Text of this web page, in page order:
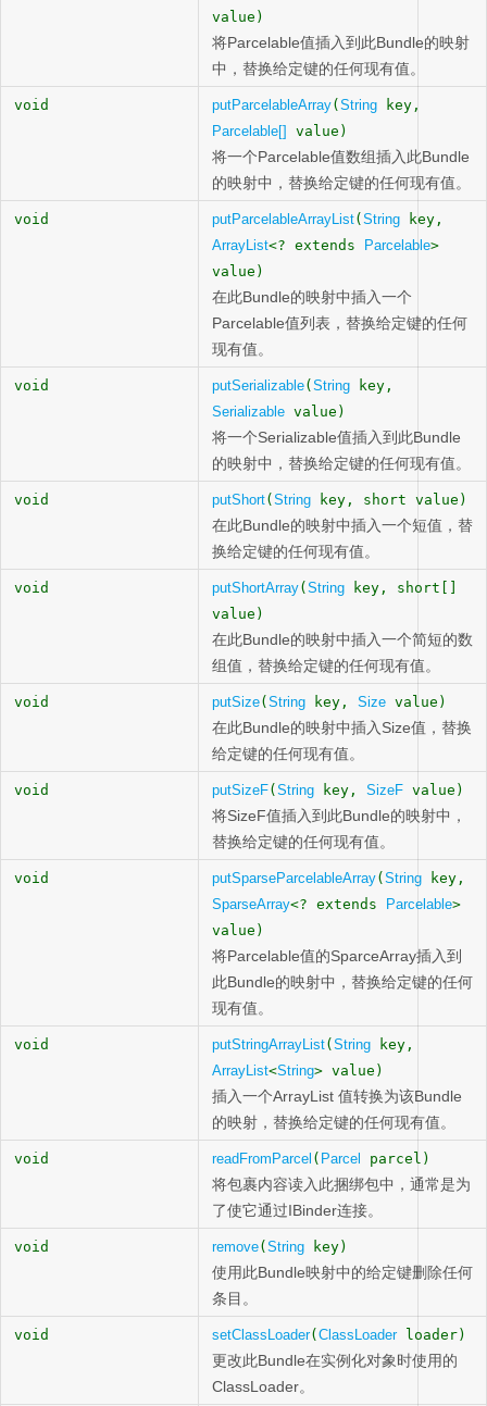
value)
将Parcelable值插入到此Bundle的映射
中，替换给定键的任何现有值。
void putParcelableArray( String key,
Parcelable[]
value)
将一个Parcelable值数组插入此Bundle
的映射中，替换给定键的任何现有值。
void putParcelableArrayList( String key,
ArrayList<? extends Parcelable>
value)
在此Bundle的映射中插入一个
Parcelable值列表，替换给定键的任何
现有值。
void putSerializable( String key,
Serializable value)
将一个Serializable值插入到此Bundle
的映射中，替换给定键的任何现有值。
void putShort( String key, short value)
在此Bundle的映射中插入一个短值，替
换给定键的任何现有值。
void putShortArray( String key, short[]
value)
在此Bundle的映射中插入一个简短的数
组值，替换给定键的任何现有值。
void putSize( String key, Size value)
在此Bundle的映射中插入Size值，替换
给定键的任何现有值。
void putSizeF( String key, SizeF value)
将SizeF值插入到此Bundle的映射中，
替换给定键的任何现有值。
void putSparseParcelableArray( String key,
SparseArray<? extends Parcelable>
value)
将Parcelable值的SparceArray插入到
此Bundle的映射中，替换给定键的任何
现有值。
void putStringArrayList( String key,
ArrayList<String> value)
插入一个ArrayList 值转换为该Bundle
的映射，替换给定键的任何现有值。
void readFromParcel ( Parcel parcel)
将包裹内容读入此捆绑包中，通常是为
了使它通过IBinder连接。
void remove( String key)
使用此Bundle映射中的给定键删除任何
条目。
void setClassLoader( ClassLoaderloader)
更改此Bundle在实例化对象时使用的
ClassLoader。